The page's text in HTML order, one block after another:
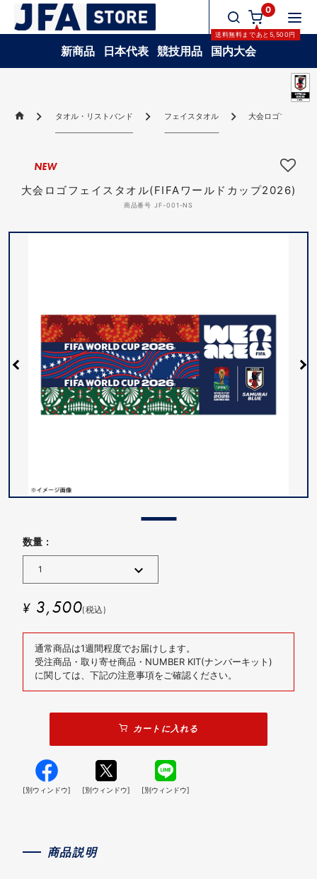
0
送料無料まであと 5,500円
新商品 日本代表 競技用品 国内大会
タオル・リストバンド フェイスタオル 大会ロゴフェイス
大会ロゴフェイスタオル(FIFAワールドカップ2026)
商品番号 JF-001-NS
NEW
数量 :
¥ 3,500(税込)
通常商品は1週間程度でお届けします。
受注商品・取り寄せ商品・NUMBER KIT(ナンバーキット)
に関しては、下記の注意事項をご確認ください。
カートに入れる
[別ウィンドウ] [別ウィンドウ] [別ウィンドウ]
商品説明